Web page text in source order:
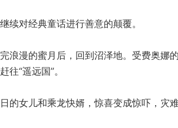
对经典童话进行善意的颠覆。
漫的蜜月后，回到沼泽地。受费奥娜
“遥远国”。
女儿和乘龙快婿，惊喜变成惊吓，灾难